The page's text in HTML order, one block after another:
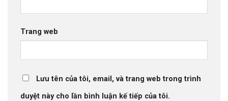
Trang web
Lưu tên của tôi, email, và trang web trong trình
duyệt này cho lần bình luận kế tiếp của tôi.